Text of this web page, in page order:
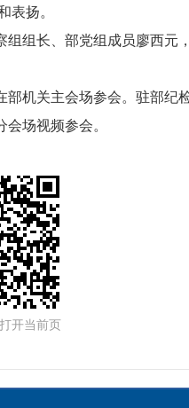
表扬。
组长、部党组成员廖西元
机关主会场参会。驻部纪
场视频参会。
开当前页